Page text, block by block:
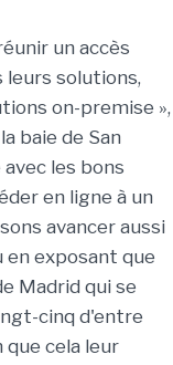
un accès
leurs solutions,
on-premise »,
baie de San
les bons
en ligne à un
avancer aussi
en exposant que
Madrid qui se
cinq d'entre
cela leur